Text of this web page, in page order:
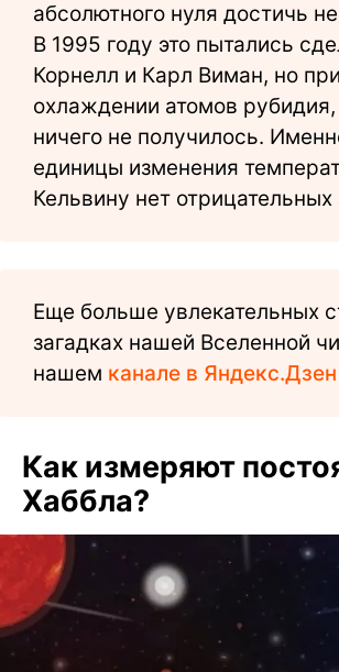
абсолютного нуля достичь
В 1995 году это пытались
Корнелл и Карл Виман, но при
охлаждении атомов рубидия,
ничего не получилось.
единицы изменения
Кельвину нет отрицательных
Еще больше увлекательных
загадках нашей Вселенной
нашем канале в Яндекс.Дзен
Как измеряют
Хаббла?